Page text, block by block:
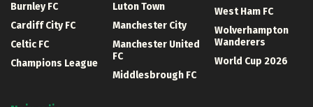
Burnley FC
Cardiff City FC
Celtic FC
Champions League
Luton Town
Manchester City
Manchester United
FC
Middlesbrough FC
West Ham FC
Wolverhampton
Wanderers
World Cup 2026